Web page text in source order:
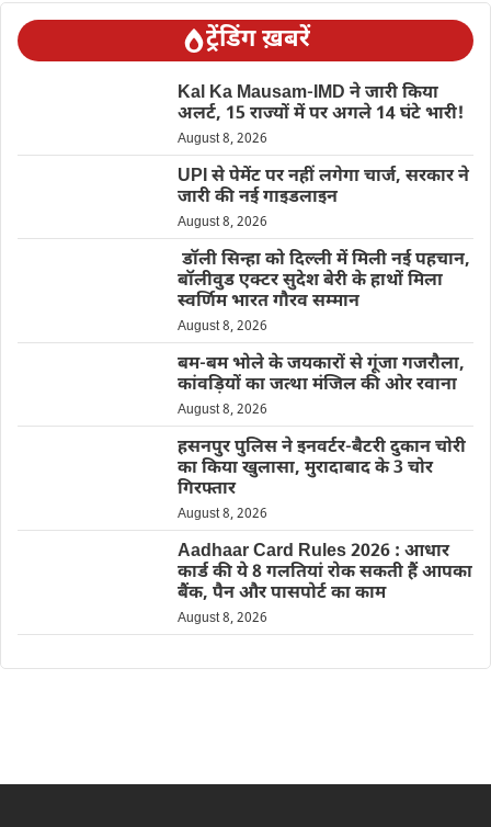
ट्रेंडिंग ख़बरें
Kal Ka Mausam-IMD ने जारी किया
अलर्ट, 15 राज्यों में पर अगले 14 घंटे भारी!
August 8, 2026
UPI से पेमेंट पर नहीं लगेगा चार्ज, सरकार ने
जारी की नई गाइडलाइन
August 8, 2026
डॉली सिन्हा को दिल्ली में मिली नई पहचान,
बॉलीवुड एक्टर सुदेश बेरी के हाथों मिला
स्वर्णिम भारत गौरव सम्मान
August 8, 2026
बम-बम भोले के जयकारों से गूंजा गजरौला,
कांवड़ियों का जत्था मंजिल की ओर रवाना
August 8, 2026
हसनपुर पुलिस ने इनवर्टर-बैटरी दुकान चोरी
का किया खुलासा, मुरादाबाद के 3 चोर
गिरफ्तार
August 8, 2026
Aadhaar Card Rules 2026 : आधार
कार्ड की ये 8 गलतियां रोक सकती हैं आपका
बैंक, पैन और पासपोर्ट का काम
August 8, 2026